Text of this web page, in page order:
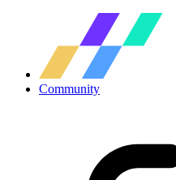
Community